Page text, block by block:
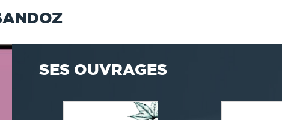
SES OUVRAGES